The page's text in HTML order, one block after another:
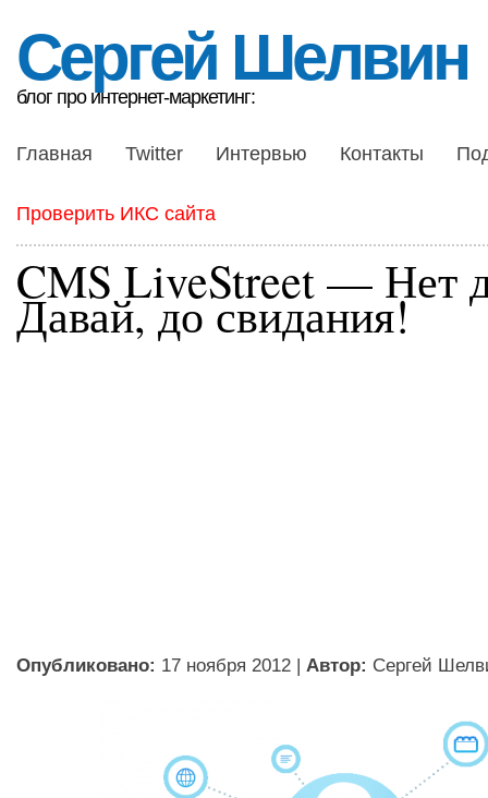
Сергей Шелвин
блог про интернет-маркетинг:
Главная Twitter Интервью Контакты
Проверить ИКС сайта
CMS LiveStreet — Нет
Давай, до свидания!
Опубликовано: 17 ноября 2012 | Автор: Сергей